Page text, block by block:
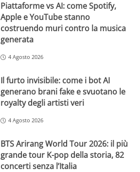
Piattaforme vs AI: come Spotify,
Apple e YouTube stanno
costruendo muri contro la musica
generata
4 Agosto 2026
Il furto invisibile: come i bot AI
generano brani fake e svuotano le
royalty degli artisti veri
4 Agosto 2026
BTS Arirang World Tour 2026: il più
grande tour K-pop della storia, 82
concerti senza l’Italia